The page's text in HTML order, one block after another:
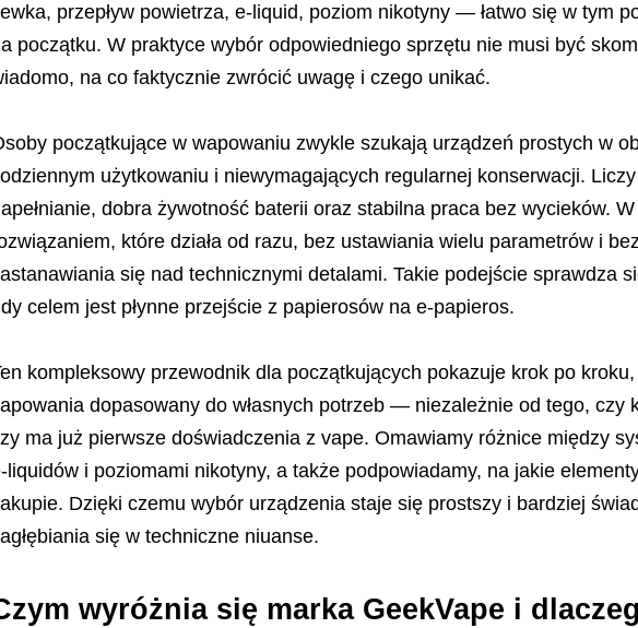
przepływ powietrza, e-liquid, poziom nikotyny — łatwo się w tym
początku. W praktyce wybór odpowiedniego sprzętu nie musi być
na co faktycznie zwrócić uwagę i czego unikać.
początkujące w wapowaniu zwykle szukają urządzeń prostych w
użytkowaniu i niewymagających regularnej konserwacji.
dobra żywotność baterii oraz stabilna praca bez wycieków.
które działa od razu, bez ustawiania wielu parametrów i
się nad technicznymi detalami. Takie podejście sprawdza
celem jest płynne przejście z papierosów na e-papieros.
kompleksowy przewodnik dla początkujących pokazuje krok po
dopasowany do własnych potrzeb — niezależnie od tego, czy
ma już pierwsze doświadczenia z vape. Omawiamy różnice między
liquidów i poziomami nikotyny, a także podpowiadamy, na jakie
Dzięki czemu wybór urządzenia staje się prostszy i bardziej
się w techniczne niuanse.
wyróżnia się marka GeekVape i